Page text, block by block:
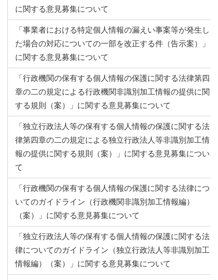
に関する意見募集について
「事業者における特定個人情報の漏えい事案等が発生し
た場合の対応についての一部を改正する件（告示案）」
に関する意見募集について
「行政機関の保有する個人情報の保護に関する法律第四
章の二の規定による行政機関非識別加工情報の提供に関
する規則（案）」に関する意見募集について
「独立行政法人等の保有する個人情報の保護に関する法
律第四章の二の規定による独立行政法人等非識別加工情
報の提供に関する規則（案）」に関する意見募集につい
て
「行政機関の保有する個人情報の保護に関する法律につ
いてのガイドライン（行政機関非識別加工情報編）
（案）」に関する意見募集について
「独立行政法人等の保有する個人情報の保護に関する法
律についてのガイドライン（独立行政法人等非識別加工
情報編）（案）」に関する意見募集について